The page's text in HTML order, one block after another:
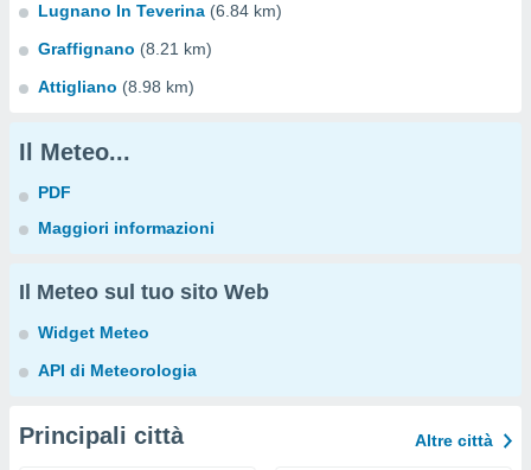
Lugnano In Teverina (6.84 km)
Graffignano (8.21 km)
Attigliano (8.98 km)
Il Meteo...
PDF
Maggiori informazioni
Il Meteo sul tuo sito Web
Widget Meteo
API di Meteorologia
Principali città Altre città